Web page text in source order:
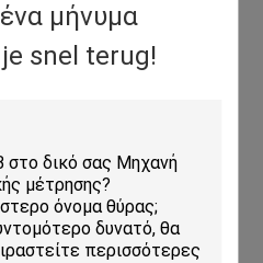
μήνυμα
snel terug!
mm
2μm
0,5 μm/100 mm
≤ 0,02μm